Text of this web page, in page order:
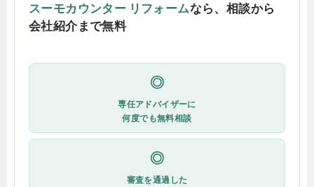
スーモカウンター リフォームなら、相談から
会社紹介まで無料
◎
専任アドバイザーに
何度でも無料相談
◎
審査を通過した